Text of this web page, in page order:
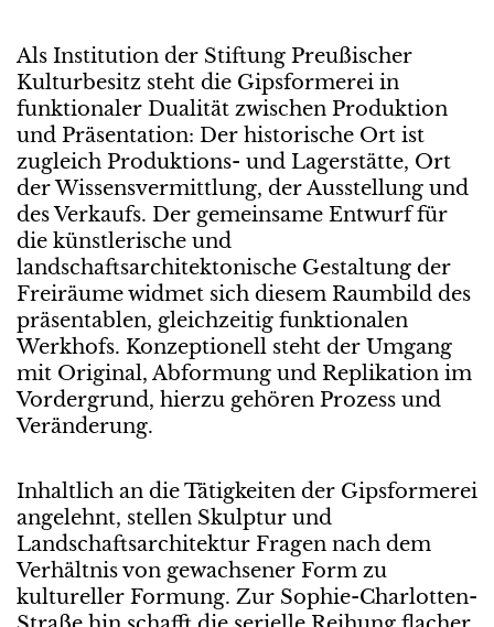
Als Institution der Stiftung Preußischer
Kulturbesitz steht die Gipsformerei in
funktionaler Dualität zwischen Produktion
und Präsentation: Der historische Ort ist
zugleich Produktions- und Lagerstätte, Ort
der Wissensvermittlung, der Ausstellung und
des Verkaufs. Der gemeinsame Entwurf für
die künstlerische und
landschaftsarchitektonische Gestaltung der
Freiräume widmet sich diesem Raumbild des
präsentablen, gleichzeitig funktionalen
Werkhofs. Konzeptionell steht der Umgang
mit Original, Abformung und Replikation im
Vordergrund, hierzu gehören Prozess und
Veränderung.
Inhaltlich an die Tätigkeiten der Gipsformerei
angelehnt, stellen Skulptur und
Landschaftsarchitektur Fragen nach dem
Verhältnis von gewachsener Form zu
kultureller Formung. Zur Sophie-Charlotten-